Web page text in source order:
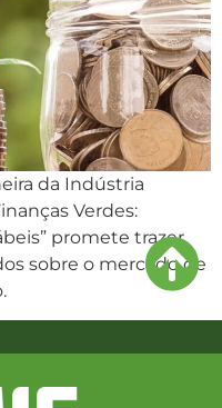
da Indústria
Verdes:
promete trazer
sobre o mercado de